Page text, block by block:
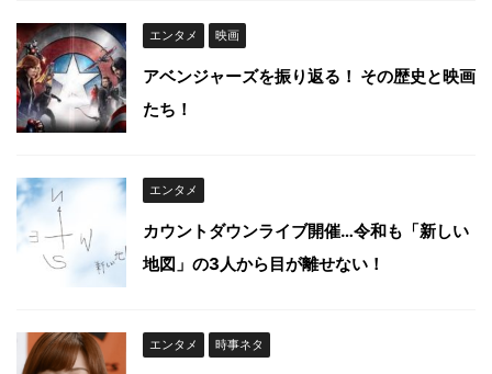
エンタメ 映画
アベンジャーズを振り返る！ その歴史と映画
たち！
エンタメ
カウントダウンライブ開催…令和も「新しい
地図」の3人から目が離せない！
エンタメ 時事ネタ